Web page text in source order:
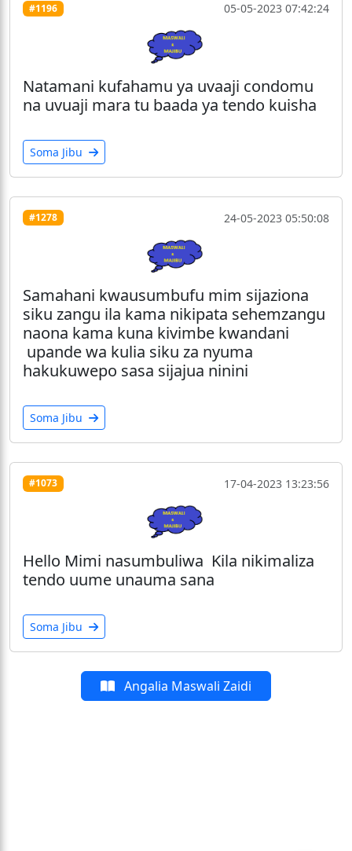
#1196 05-05-2023 07:42:24
Natamani kufahamu ya uvaaji condomu
na uvuaji mara tu baada ya tendo kuisha
Soma Jibu
#1278 24-05-2023 05:50:08
Samahani kwausumbufu mim sijaziona
siku zangu ila kama nikipata sehemzangu
naona kama kuna kivimbe kwandani
upande wa kulia siku za nyuma
hakukuwepo sasa sijajua ninini
Soma Jibu
#1073 17-04-2023 13:23:56
Hello Mimi nasumbuliwa Kila nikimaliza
tendo uume unauma sana
Soma Jibu
Angalia Maswali Zaidi